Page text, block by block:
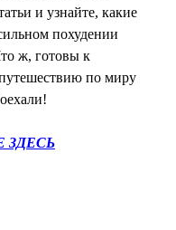
и узнайте, какие
похудении
ж, готовы к
по миру
ЗДЕСЬ